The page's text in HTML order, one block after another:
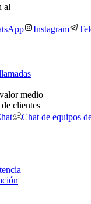
al
Instagram
medio
clientes
Chat de equipos